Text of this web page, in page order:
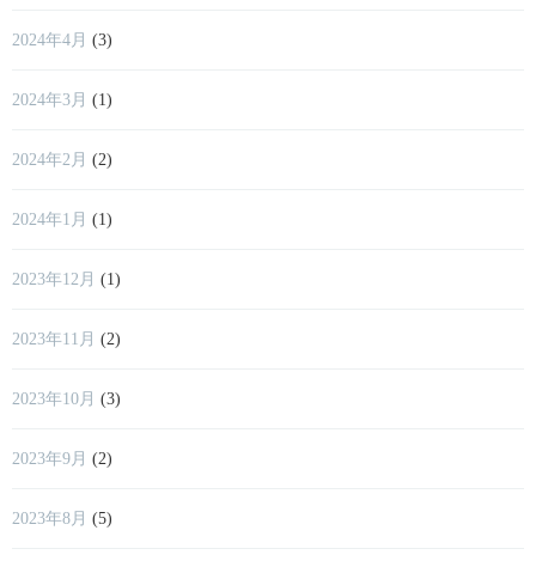
2024年4月 (3)
2024年3月 (1)
2024年2月 (2)
2024年1月 (1)
2023年12月 (1)
2023年11月 (2)
2023年10月 (3)
2023年9月 (2)
2023年8月 (5)